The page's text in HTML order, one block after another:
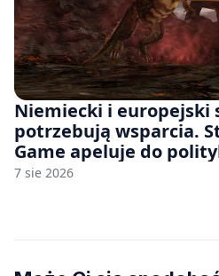
Niemiecki i europejski
potrzebują wsparcia.
Game apeluje do
7 sie 2026